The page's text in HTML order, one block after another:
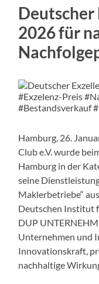
Deutscher
2026 für
Hamburg, 26.
Club e.V. wurde
Hamburg in der
seine
Maklerbetriebe“
Deutschen Institut
DUP
Unternehmen und
Innovationskraft,
nachhaltige